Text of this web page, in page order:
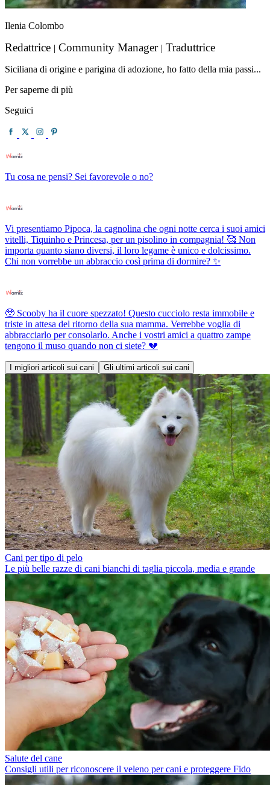
Ilenia Colombo
Redattrice | Community Manager | Traduttrice
Siciliana di origine e parigina di adozione, ho fatto della mia passi...
Per saperne di più
Seguici
Tu cosa ne pensi? Sei favorevole o no?
Vi presentiamo Pipoca, la cagnolina che ogni notte cerca i suoi amici
vitelli, Tiquinho e Princesa, per un pisolino in compagnia! 🥰 Non
importa quanto siano diversi, il loro legame è unico e dolcissimo.
Chi non vorrebbe un abbraccio così prima di dormire? ✨
🥹 Scooby ha il cuore spezzato! Questo cucciolo resta immobile e
triste in attesa del ritorno della sua mamma. Verrebbe voglia di
abbracciarlo per consolarlo. Anche i vostri amici a quattro zampe
tengono il muso quando non ci siete? 💔
I migliori articoli sui cani Gli ultimi articoli sui cani
Cani per tipo di pelo
Le più belle razze di cani bianchi di taglia piccola, media e grande
Salute del cane
Consigli utili per riconoscere il veleno per cani e proteggere Fido